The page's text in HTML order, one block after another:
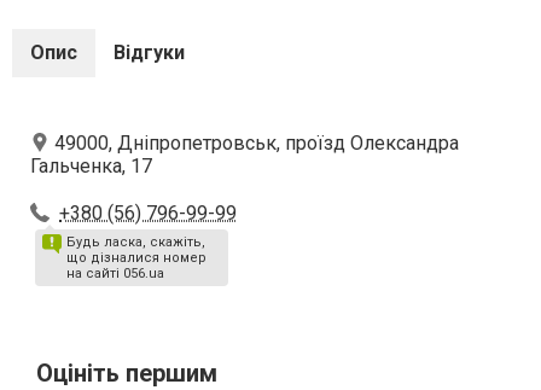
Опис Відгуки
49000, Дніпропетровськ, проїзд Олександра
Гальченка, 17
+380 (56) 796-99-99
Будь ласка, скажіть,
що дізналися номер
на сайті 056.ua
Оцініть першим